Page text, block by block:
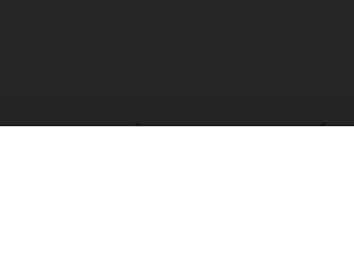
манго, который идеально сочетает в себе
и ванильной сладостью. Вкус яркий и
придаёт напитку приятную глубину.